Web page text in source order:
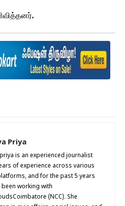
Priya
is an experienced journalist
of experience across various
and for the past 5 years
been working with
(NCC). She